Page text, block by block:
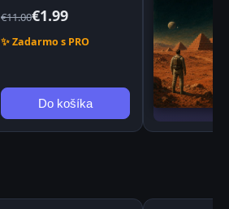
€11.00€1.99
✨ Zadarmo s PRO
Do košíka